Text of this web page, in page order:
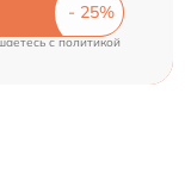
cполитикой